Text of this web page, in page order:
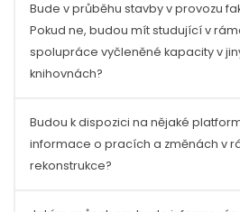
Bude v průběhu stavby v provozu
Pokud ne, budou mít studující v
spolupráce vyčleněné kapacity v
knihovnách?
Budou k dispozici na nějaké
informace o pracích a změnách v
rekonstrukce?